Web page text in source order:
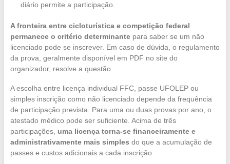
diário permite a participação.
A fronteira entre cicloturística e competição federal
permanece o critério determinantepara saber se um não
licenciado pode se inscrever. Em caso de dúvida, o regulamento
da prova, geralmente disponível em PDF no site do
organizador, resolve a questão.
A escolha entre licença individual FFC, passe UFOLEP ou
simples inscrição como não licenciado depende da frequência
de participação prevista. Para uma ou duas provas por ano, o
atestado médico pode ser suficiente. Acima de três
participações, uma licença torna-se financeiramente e
administrativamente mais simples do que a acumulação de
passes e custos adicionais a cada inscrição.